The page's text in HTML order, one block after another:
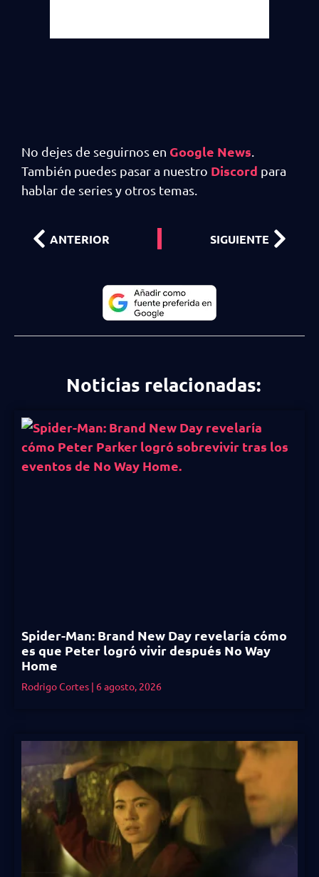
No dejes de seguirnos en Google News
También puedes pasar a nuestro Discord para
hablar de series y otros temas.
ANTERIOR SIGUIENTE
Noticias relacionadas:
Spider-Man: Brand New Day revelaría cómo
es que Peter logró vivir después No Way
Home
Rodrigo Cortes 6 agosto, 2026